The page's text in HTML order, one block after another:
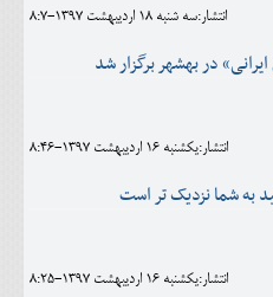
انتشار:سه شنبه 18 ارديبهشت 1397-8:7
در بهشهر برگزار شد
انتشار:يکشنبه 16 ارديبهشت 1397-8:46
به شما نزدیک تر است
انتشار:يکشنبه 16 ارديبهشت 1397-8:25